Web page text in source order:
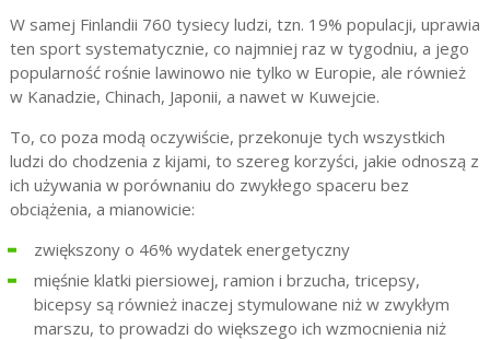
W samej Finlandii 760 tysiecy ludzi, tzn. 19% populacji, uprawia
ten sport systematycznie, co najmniej raz w tygodniu, a jego
popularność rośnie lawinowo nie tylko w Europie, ale również
w Kanadzie, Chinach, Japonii, a nawet w Kuwejcie.
To, co poza modą oczywiście, przekonuje tych wszystkich
ludzi do chodzenia z kijami, to szereg korzyści, jakie odnoszą z
ich używania w porównaniu do zwykłego spaceru bez
obciążenia, a mianowicie:
zwiększony o 46% wydatek energetyczny
mięśnie klatki piersiowej, ramion i brzucha, tricepsy,
bicepsy są również inaczej stymulowane niż w zwykłym
marszu, to prowadzi do większego ich wzmocnienia niż